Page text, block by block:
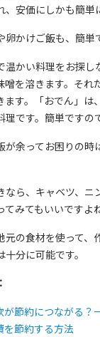
、安価にしかも簡単
卵かけご飯も、簡単
温かい料理をお探
噌を溶きます。それ
ます。「おでん」
理です。簡単ですの
が余ってお困りの
なら、キャベツ、ニ
てみてもいいですよ
元の食材を使って
十分に可能です。
が節約につながる？
を節約する方法